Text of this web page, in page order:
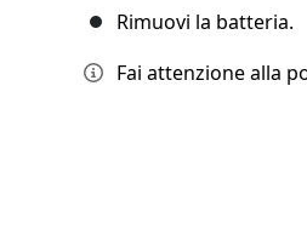
Rimuovi la batteria.
Fai attenzione alla